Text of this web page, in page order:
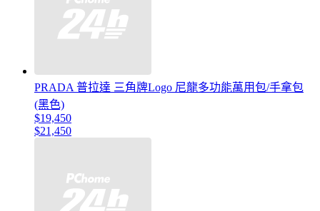
PRADA 普拉達 三角牌Logo 尼龍多功能萬用包/手拿包
(黑色)
$19,450
$21,450